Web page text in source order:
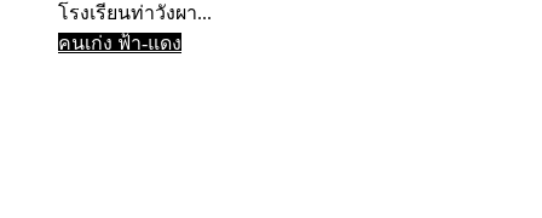
โรงเรียนท่าวังผา...
คนเก่ง ฟ้า-แดง